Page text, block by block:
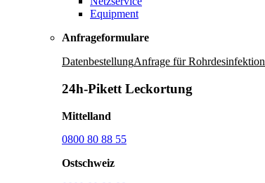
Equipment
Anfrageformulare
DatenbestellungAnfrage für Rohrdesinfektion
24h-Pikett Leckortung
Mittelland
0800 80 88 55
Ostschweiz